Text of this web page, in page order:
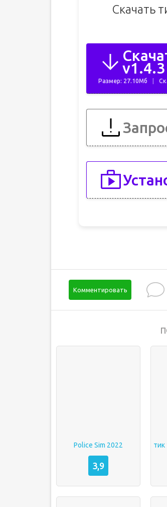
Скачать
v1.4.3
Размер: 27.10Мб
Комментировать
Police Sim 2022
3,9